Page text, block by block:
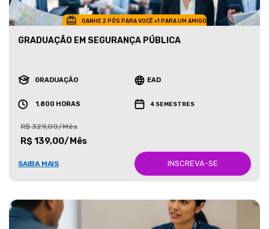
GANHE 2 PÓS PARA VOCÊ +1 PARA UM AMIGO
GRADUAÇÃO EM SEGURANÇA PÚBLICA
GRADUAÇÃO EAD
1.800 HORAS 4 SEMESTRES
R$ 329,00/Mês
R$ 139,00/Mês
SAIBA MAIS INSCREVA-SE